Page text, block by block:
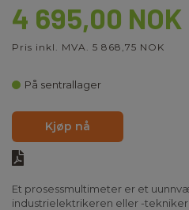
4 695,00 NOK
Pris inkl. MVA. 5 868,75 NOK
På sentrallager
Kjøp nå
Et prosessmultimeter er et
industrielektrikeren eller -